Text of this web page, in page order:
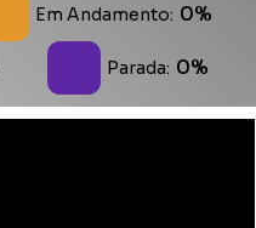
Em Andamento: 0%
Parada: 0%